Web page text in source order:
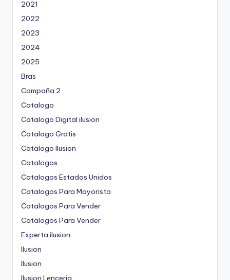
2021
2022
2023
2024
2025
Bras
Campaña 2
Catalogo
Catalogo Digital ilusion
Catalogo Gratis
Catalogo Ilusion
Catalogos
Catalogos Estados Unidos
Catalogos Para Mayorista
Catalogos Para Vender
Catalogos Para Vender
Experta ilusion
Ilusion
Ilusion
Ilusion Lenceria